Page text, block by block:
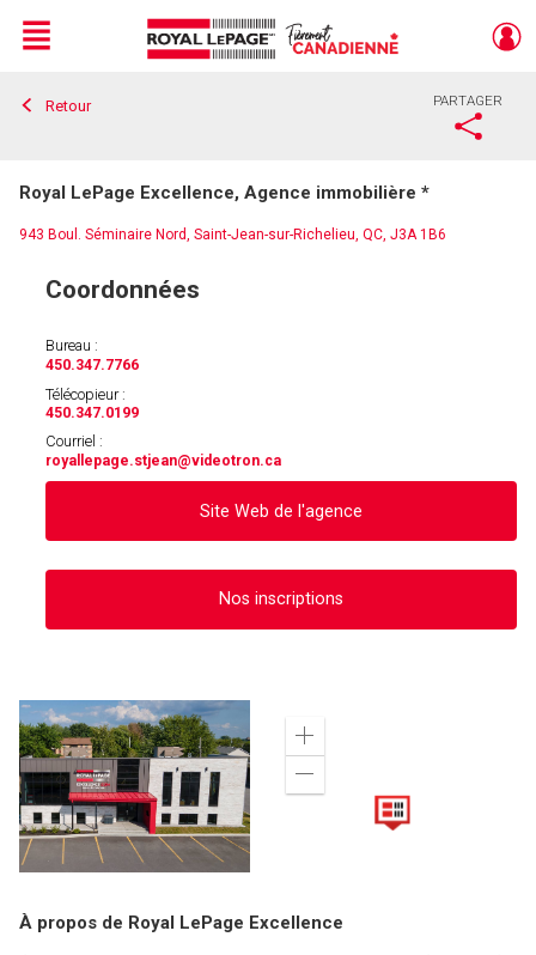
Live
En Direct
Menu
Retour PARTAGER
Royal LePage Excellence, Agence immobilière *
943 Boul. Séminaire Nord, Saint-Jean-sur-Richelieu, QC, J3A 1B6
Coordonnées
Bureau :
450.347.7766
Télécopieur :
450.347.0199
Courriel :
royallepage.stjean@videotron.ca
Site Web de l'agence
Nos inscriptions
Zoom
À propos de Royal LePage Excellence